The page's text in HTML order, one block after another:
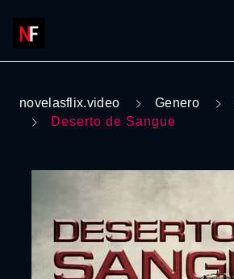
novelasflix.video Genero
Deserto de Sangue